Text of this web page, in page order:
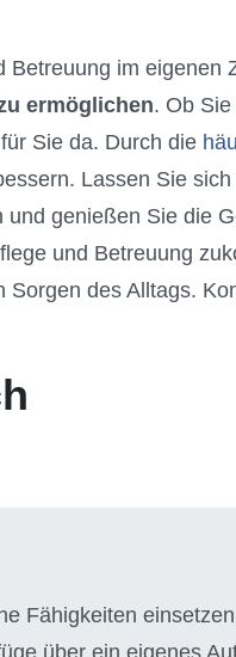
Betreuung im eigenen
ermöglichen. Ob
Sie da. Durch die
Lassen Sie sich
und genießen Sie die
und Betreuung
des Alltags.
Fähigkeiten
über ein eigenes